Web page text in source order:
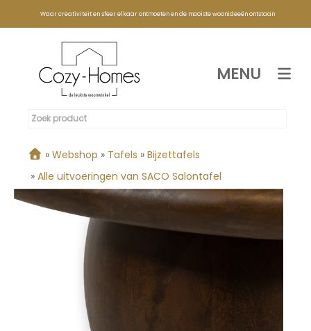
Waar creativiteit en sfeer elkaar ontmoeten en de mooiste woonideeën ontstaan
MENU
» Webshop » Tafels » Bijzettafels
» Alle uitvoeringen van SACO Salontafel